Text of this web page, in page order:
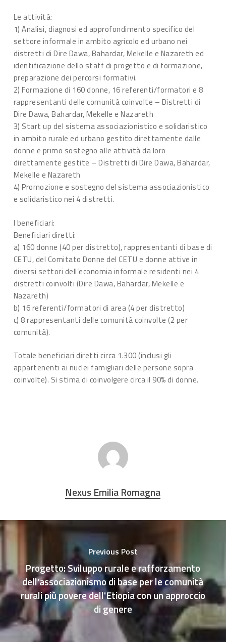
Le attività:
1) Analisi, diagnosi ed approfondimento specifico del
settore informale in ambito agricolo ed urbano nei
distretti di Dire Dawa, Bahardar, Mekelle e Nazareth ed
identificazione dello staff di progetto e di formazione,
preparazione dei percorsi formativi.
2) Formazione di 160 donne, 16 referenti/formatori e 8
rappresentanti delle comunità coinvolte – Distretti di
Dire Dawa, Bahardar, Mekelle e Nazareth
3) Start up del sistema associazionistico e solidaristico
in ambito rurale ed urbano gestito direttamente dalle
donne e primo sostegno alle attività da loro
direttamente gestite – Distretti di Dire Dawa, Bahardar,
Mekelle e Nazareth
4) Promozione e sostegno del sistema associazionistico
e solidaristico nei 4 distretti.
I beneficiari:
Beneficiari diretti:
a) 160 donne (40 per distretto), rappresentanti di base di
CETU, del Comitato Donne del CETU e donne attive in
diversi settori dell’economia informale residenti nei 4
distretti coinvolti (Dire Dawa, Bahardar, Mekelle e
Nazareth)
b) 16 referenti/formatori di area (4 per distretto)
c) 8 rappresentanti delle comunità coinvolte (2 per
comunità).
Totale beneficiari diretti circa 1.300 (inclusi gli
appartenenti ai nuclei famigliari delle persone sopra
coinvolte). Si stima di coinvolgere circa il 90% di donne.
Nexus Emilia Romagna
Previous Post
Progetto: Sviluppo rurale e rafforzamento
dell'associazionismo di base per le comunità
rurali più povere dell'Etiopia con un approccio
di genere